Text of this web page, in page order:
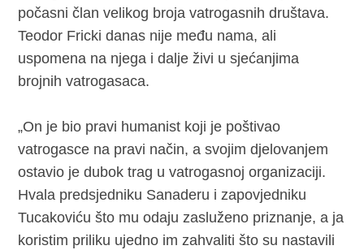
počasni član velikog broja vatrogasnih društava.
Teodor Fricki danas nije među nama, ali
uspomena na njega i dalje živi u sjećanjima
brojnih vatrogasaca.
„On je bio pravi humanist koji je poštivao
vatrogasce na pravi način, a svojim djelovanjem
ostavio je dubok trag u vatrogasnoj organizaciji.
Hvala predsjedniku Sanaderu i zapovjedniku
Tucakoviću što mu odaju zasluženo priznanje, a ja
koristim priliku ujedno im zahvaliti što su nastavili